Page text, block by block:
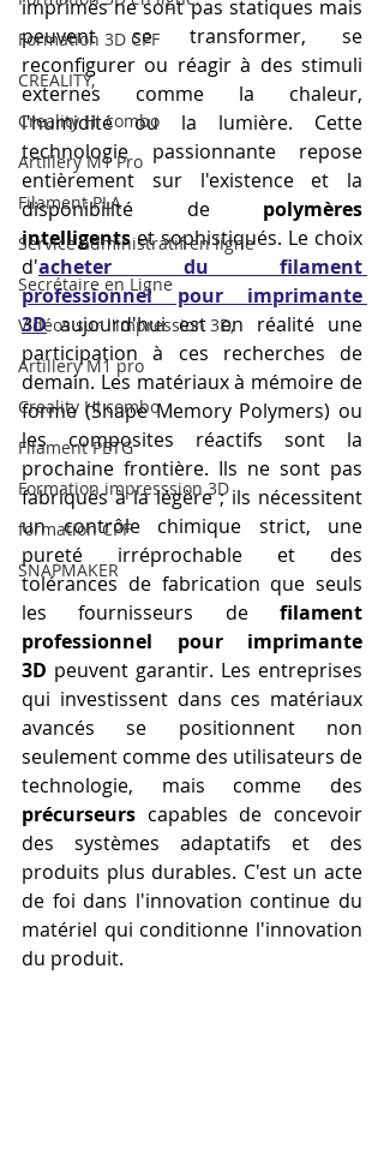
Formation 3D CPF
CREALITY,
Creality Hi combo
Artillery M1 Pro
Filament PLA
Service administratif en ligne
Secrétaire en Ligne
Vidéos sur l'impression 3D,
Artillery M1 pro
Creality HI combo
Filament PETG
Formation impresssion 3D
formation CPF
SNAPMAKER
imprimés ne sont pas statiques mais
peuvent se transformer, se
reconfigurer ou réagir à des stimuli
externes comme la chaleur,
l'humidité ou la lumière. Cette
technologie passionnante repose
entièrement sur l'existence et la
disponibilité de polymères
intelligents et sophistiqués. Le choix
d'acheter du filament
professionnel pour imprimante
3D aujourd'hui est en réalité une
participation à ces recherches de
demain. Les matériaux à mémoire de
forme (Shape Memory Polymers) ou
les composites réactifs sont la
prochaine frontière. Ils ne sont pas
fabriqués à la légère ; ils nécessitent
un contrôle chimique strict, une
pureté irréprochable et des
tolérances de fabrication que seuls
les fournisseurs de filament
professionnel pour imprimante
3D peuvent garantir. Les entreprises
qui investissent dans ces matériaux
avancés se positionnent non
seulement comme des utilisateurs de
précurseurs capables de concevoir
des systèmes adaptatifs et des
produits plus durables. C'est un acte
de foi dans l'innovation continue du
matériel qui conditionne l'innovation
du produit.